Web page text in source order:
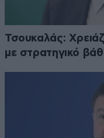
Τσουκαλάς:
με στρατηγικό